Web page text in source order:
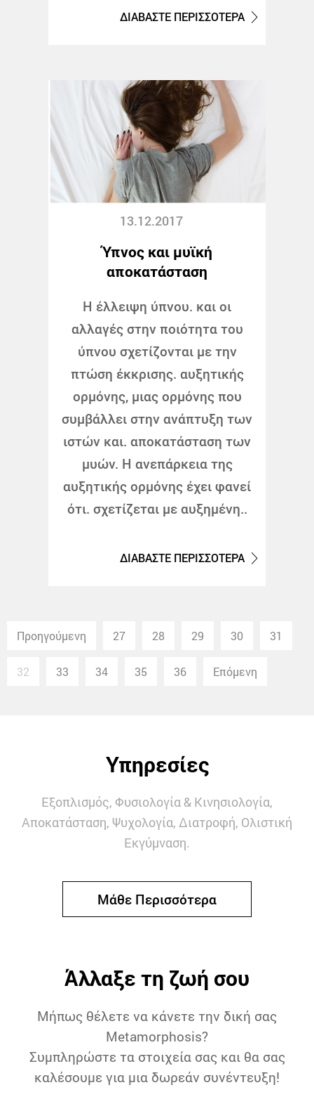
ΔΙΑΒΑΣΤΕ ΠΕΡΙΣΣΟΤΕΡΑ
13.12.2017
Ύπνος και μυϊκή
αποκατάσταση
Η έλλειψη ύπνου. και οι
αλλαγές στην ποιότητα του
ύπνου σχετίζονται με την
πτώση έκκρισης. αυξητικής
ορμόνης, μιας ορμόνης που
συμβάλλει στην ανάπτυξη των
ιστών και. αποκατάσταση των
μυών. Η ανεπάρκεια της
αυξητικής ορμόνης έχει φανεί
ότι. σχετίζεται με αυξημένη..
ΔΙΑΒΑΣΤΕ ΠΕΡΙΣΣΟΤΕΡΑ
Προηγούμενη 27 28 29 30 31
32 33 34 35 36 Επόμενη
Υπηρεσίες
Εξοπλισμός, Φυσιολογία & Κινησιολογία,
Αποκατάσταση, Ψυχολογία, Διατροφή, Ολιστική
Εκγύμναση.
Μάθε Περισσότερα
Άλλαξε τη ζωή σου
Μήπως θέλετε να κάνετε την δική σας
Metamorphosis?
Συμπληρώστε τα στοιχεία σας και θα σας
καλέσουμε για μια δωρεάν συνέντευξη!